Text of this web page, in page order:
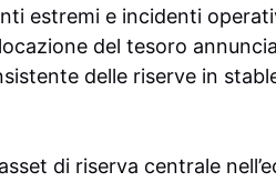
estremi e incidenti
del tesoro
delle riserve in
di riserva centrale